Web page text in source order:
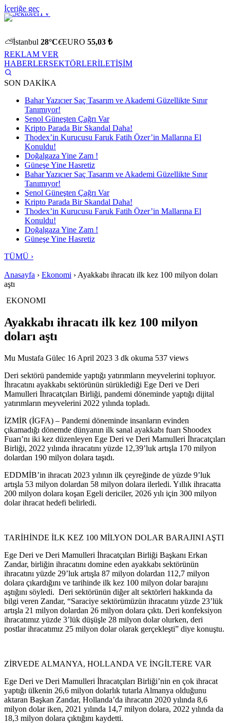
İçeriğe geç
⛅İstanbul 28°C€EURO 55,03 ₺
REKLAM VER
HABERLERSEKTÖRLERİLETİŞİM
SON DAKİKA
Bahar Yazıcıer Saç Tasarım ve Akademi Güzellikte Sınır
Tanımıyor!
Şenol Güneşten Çağrı Var
Kripto Parada Bir Skandal Daha!
Thodex’in Kurucusu Faruk Fatih Özer’in Mallarına El
Konuldu!
Doğalgaza Yine Zam !
Güneşe Yine Hasretiz
Bahar Yazıcıer Saç Tasarım ve Akademi Güzellikte Sınır
Tanımıyor!
Şenol Güneşten Çağrı Var
Kripto Parada Bir Skandal Daha!
Thodex’in Kurucusu Faruk Fatih Özer’in Mallarına El
Konuldu!
Doğalgaza Yine Zam !
Güneşe Yine Hasretiz
TÜMÜ ›
Anasayfa › Ekonomi › Ayakkabı ihracatı ilk kez 100 milyon doları
aştı
EKONOMI
Ayakkabı ihracatı ilk kez 100 milyon
doları aştı
Mu Mustafa Gülec 16 April 2023 3 dk okuma 537 views
Deri sektörü pandemide yaptığı yatırımların meyvelerini topluyor.
İhracatını ayakkabı sektörünün sürüklediği Ege Deri ve Deri
Mamulleri İhracatçıları Birliği, pandemi döneminde yaptığı dijital
yatırımların meyvelerini 2022 yılında topladı.
İZMİR (İGFA) – Pandemi döneminde insanların evinden
çıkamadığı dönemde dünyanın ilk sanal ayakkabı fuarı Shoodex
Fuarı’nı iki kez düzenleyen Ege Deri ve Deri Mamulleri İhracatçıları
Birliği, 2022 yılında ihracatını yüzde 12,39’luk artışla 170 milyon
dolardan 190 milyon dolara taşıdı.
EDDMİB’in ihracatı 2023 yılının ilk çeyreğinde de yüzde 9’luk
artışla 53 milyon dolardan 58 milyon dolara ilerledi. Yıllık ihracatta
200 milyon dolara koşan Egeli dericiler, 2026 yılı için 300 milyon
dolar ihracat hedefi belirledi.
TARİHİNDE İLK KEZ 100 MİLYON DOLAR BARAJINI AŞTI
Ege Deri ve Deri Mamulleri İhracatçıları Birliği Başkanı Erkan
Zandar, birliğin ihracatını domine eden ayakkabı sektörünün
ihracatını yüzde 29’luk artışla 87 milyon dolardan 112,7 milyon
dolara çıkardığını ve tarihinde ilk kez 100 milyon dolar barajını
aştığını söyledi. Deri sektörünün diğer alt sektörleri hakkında da
bilgi veren Zandar, “Saraciye sektörümüzün ihracatını yüzde 23’lük
artışla 21 milyon dolardan 26 milyon dolara çıktı. Deri konfeksiyon
ihracatımız yüzde 3’lük düşüşle 28 milyon dolar olurken, deri
postlar ihracatımız 25 milyon dolar olarak gerçekleşti” diye konuştu.
ZİRVEDE ALMANYA, HOLLANDA VE İNGİLTERE VAR
Ege Deri ve Deri Mamulleri İhracatçıları Birliği’nin en çok ihracat
yaptığı ülkenin 26,6 milyon dolarlık tutarla Almanya olduğunu
aktaran Başkan Zandar, Hollanda’da ihracatın 2020 yılında 8,6
milyon dolar iken, 2021 yılında 14,7 milyon dolara, 2022 yılında da
18,3 milyon dolara çıktığını kaydetti.